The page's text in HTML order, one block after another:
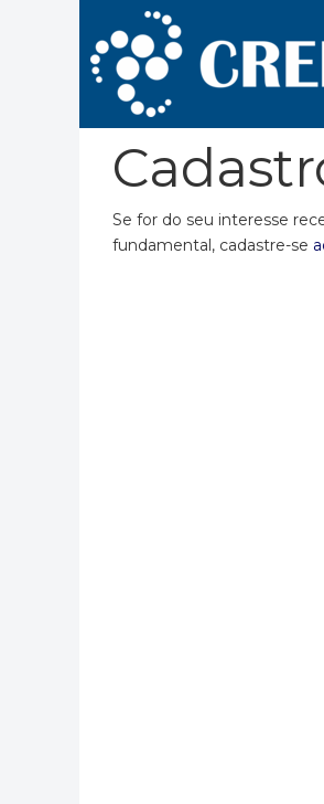
Se for do seu interesse
fundamental, cadastre-se